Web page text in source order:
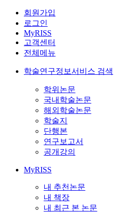
회원가입
로그인
MyRISS
고객센터
전체메뉴
학술연구정보서비스 검색
학위논문
국내학술논문
해외학술논문
학술지
단행본
연구보고서
공개강의
MyRISS
내 추천논문
내 책장
내 최근 본 논문